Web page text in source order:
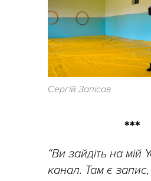
Сергій Запісов
***
“Ви зайдіть на мій
канал. Там є